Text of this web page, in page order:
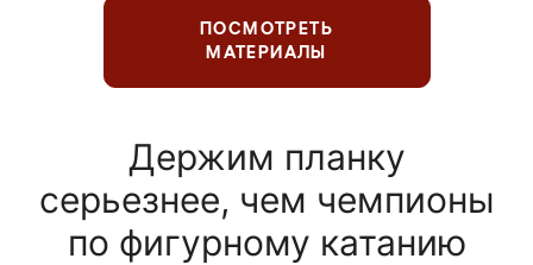
ПОСМОТРЕТЬ
МАТЕРИАЛЫ
Держим планку
серьезнее, чем чемпионы
по фигурному катанию